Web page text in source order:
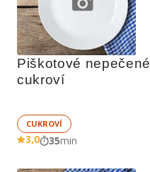
Piškotové nepečené
cukroví
CUKROVÍ
3,0 35min